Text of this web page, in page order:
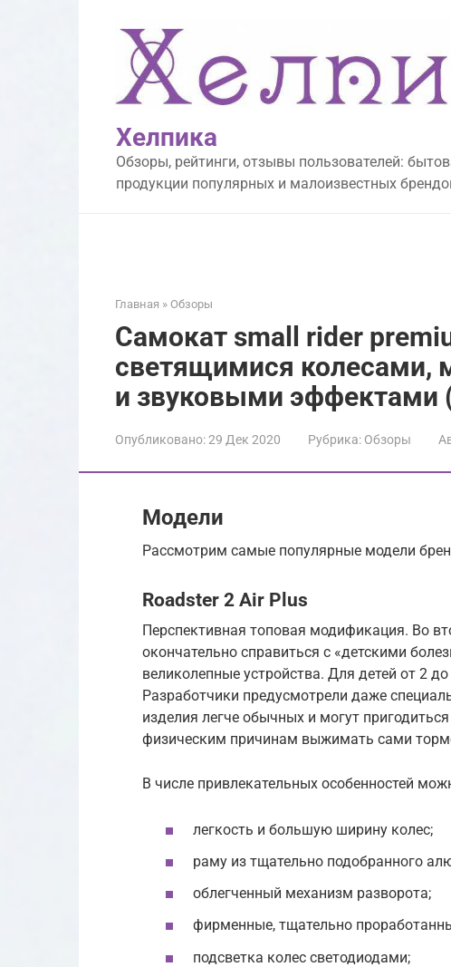
Хелпика
Обзоры, рейтинги, отзывы пользователей:
продукции популярных и малоизвестных
Главная » Обзоры
Самокат small rider
светящимися колесами,
и звуковыми эффектами
Опубликовано:29 Дек 2020 Рубрика: Обзоры
Модели
Рассмотрим самые популярные модели
Roadster 2 Air Plus
Перспективная топовая модификация. Во
окончательно справиться с «детскими
великолепные устройства. Для детей от 2
Разработчики предусмотрели даже
изделия легче обычных и могут
физическим причинам выжимать сами
В числе привлекательных особенностей
легкость и большую ширину колес;
раму из тщательно подобранного
облегченный механизм разворота;
фирменные, тщательно
подсветка колес светодиодами;